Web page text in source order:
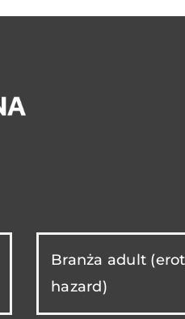
Branża adult
hazard)